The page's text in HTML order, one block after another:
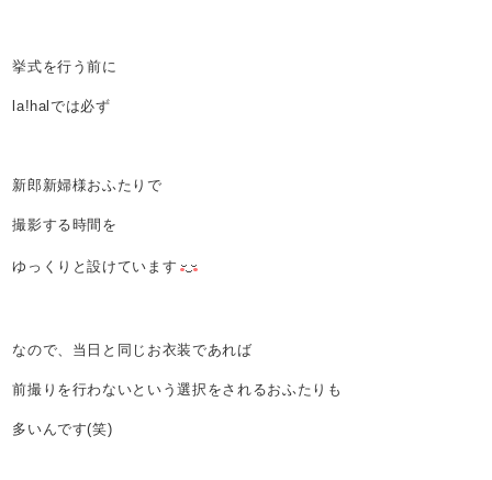
挙式を行う前に
la!halでは必ず
新郎新婦様おふたりで
撮影する時間を
ゆっくりと設けています
なので、当日と同じお衣装であれば
前撮りを行わないという選択をされるおふたりも
多いんです(笑)